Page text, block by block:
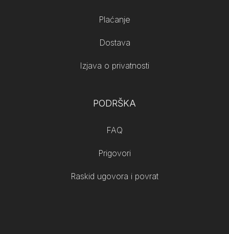
Plaćanje
Dostava
Izjava o privatnosti
PODRŠKA
FAQ
Prigovori
Raskid ugovora i povrat